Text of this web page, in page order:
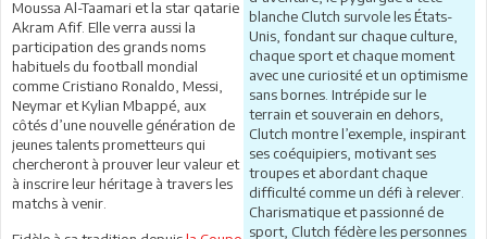
blanche Clutch survole les États-
Unis, fondant sur chaque culture,
chaque sport et chaque moment
avec une curiosité et un optimisme
sans bornes. Intrépide sur le
terrain et souverain en dehors,
Clutch montre l’exemple, inspirant
ses coéquipiers, motivant ses
troupes et abordant chaque
difficulté comme un défi à relever.
Charismatique et passionné de
sport, Clutch fédère les personnes
Moussa Al-Taamari et la star qatarie
Akram Afif. Elle verra aussi la
participation des grands noms
habituels du football mondial
comme Cristiano Ronaldo, Messi,
Neymar et Kylian Mbappé, aux
côtés d’une nouvelle génération de
jeunes talents prometteurs qui
chercheront à prouver leur valeur et
à inscrire leur héritage à travers les
matchs à venir.